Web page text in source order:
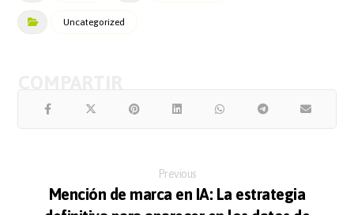
Uncategorized
Previous
Mención de marca en IA: La estrategia